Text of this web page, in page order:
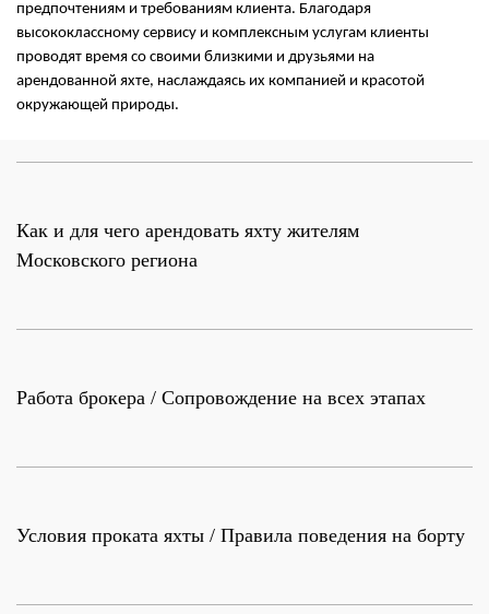
предпочтениям и требованиям клиента. Благодаря
высококлассному сервису и комплексным услугам клиенты
проводят время со своими близкими и друзьями на
арендованной яхте, наслаждаясь их компанией и красотой
окружающей природы.
Как и для чего арендовать яхту жителям
Московского региона
Работа брокера / Сопровождение на всех этапах
Условия проката яхты / Правила поведения на борту